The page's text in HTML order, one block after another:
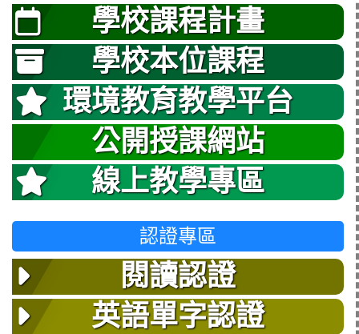
學校課程計畫
學校本位課程
環境教育教學平台
公開授課網站
線上教學專區
認證專區
閱讀認證
英語單字認證